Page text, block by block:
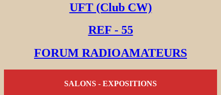
UFT (Club CW)
REF - 55
FORUM RADIOAMATEURS
SALONS - EXPOSITIONS